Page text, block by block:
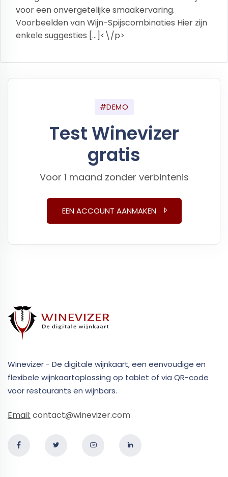
voor een onvergetelijke smaakervaring.
Voorbeelden van Wijn-Spijscombinaties Hier zijn
enkele suggesties […]<\/p>
#DEMO
Test Winevizer
gratis
Voor 1 maand zonder verbintenis
EEN ACCOUNT AANMAKEN
Winevizer - De digitale wijnkaart, een eenvoudige en
flexibele wijnkaartoplossing op tablet of via QR-code
voor restaurants en wijnbars.
Email: contact@winevizer.com